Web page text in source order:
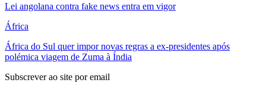
Lei angolana contra fake news entra em vigor
África
África do Sul quer impor novas regras a ex-presidentes após
polémica viagem de Zuma à Índia
Subscrever ao site por email